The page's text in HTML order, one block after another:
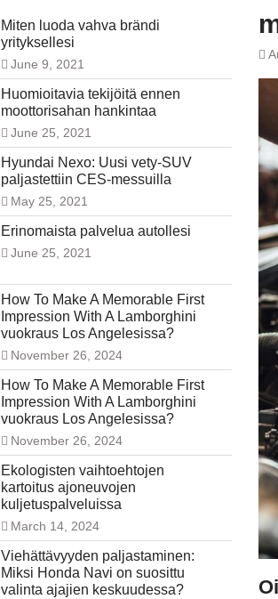
Miten luoda vahva brändi
yrityksellesi
June 9, 2021
Huomioitavia tekijöitä ennen
moottorisahan hankintaa
June 25, 2021
Hyundai Nexo: Uusi vety-SUV
paljastettiin CES-messuilla
May 25, 2021
Erinomaista palvelua autollesi
June 25, 2021
How To Make A Memorable First
Impression With A Lamborghini
vuokraus Los Angelesissa?
November 26, 2024
How To Make A Memorable First
Impression With A Lamborghini
vuokraus Los Angelesissa?
November 26, 2024
Ekologisten vaihtoehtojen
kartoitus ajoneuvojen
kuljetuspalveluissa
March 14, 2024
Viehättävyyden paljastaminen:
Miksi Honda Navi on suosittu
valinta ajajien keskuudessa?